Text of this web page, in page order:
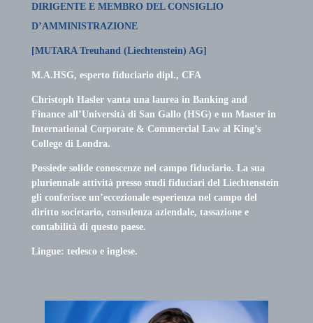
DIRIGENTE E MEMBRO DEL CONSIGLIO
D’AMMINISTRAZIONE
[MUTARA Treuhand (Liechtenstein) AG]
M.A.HSG, esperto fiduciario dipl., CFA
Christoph Hasler vanta una laurea in Banking and
Finance all’Università di San Gallo (HSG) e un Master in
International Corporate & Commercial Law al King’s
College di Londra.
Possiede solide conoscenze nel campo fiduciario. La sua
pluriennale attività presso studi fiduciari del Liechtenstein
gli conferisce un’eccezionale esperienza nel campo del
diritto societario, consulenza aziendale, tassazione e
contabilità di questo paese.
Lingue: tedesco e inglese.